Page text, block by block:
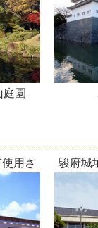
園
用さ
展示
駿府城